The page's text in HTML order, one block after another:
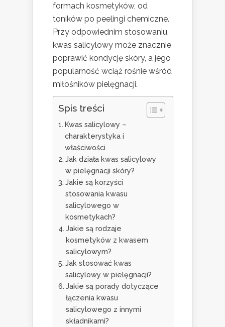
formach kosmetyków, od
toników po peelingi chemiczne.
Przy odpowiednim stosowaniu,
kwas salicylowy może znacznie
poprawić kondycję skóry, a jego
popularność wciąż rośnie wśród
miłośników pielęgnacji.
Spis treści
Kwas salicylowy –
charakterystyka i
właściwości
Jak działa kwas salicylowy
w pielęgnacji skóry?
Jakie są korzyści
stosowania kwasu
salicylowego w
kosmetykach?
Jakie są rodzaje
kosmetyków z kwasem
salicylowym?
Jak stosować kwas
salicylowy w pielęgnacji?
Jakie są porady dotyczące
łączenia kwasu
salicylowego z innymi
składnikami?